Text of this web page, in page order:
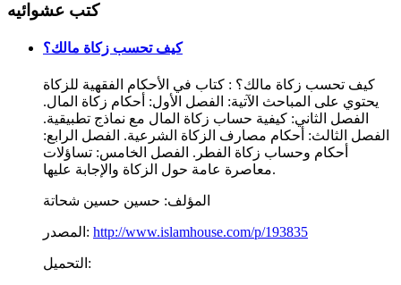
كتب عشوائيه
كيف تحسب زكاة مالك؟
كيف تحسب زكاة مالك؟ : كتاب في الأحكام الفقهية للزكاة
يحتوي على المباحث الآتية: الفصل الأول: أحكام زكاة المال.
الفصل الثاني: كيفية حساب زكاة المال مع نماذج تطبيقية.
الفصل الثالث: أحكام مصارف الزكاة الشرعية. الفصل الرابع:
أحكام وحساب زكاة الفطر. الفصل الخامس: تساؤلات
معاصرة عامة حول الزكاة والإجابة عليها.
المؤلف: حسين حسين شحاتة
المصدر: http://www.islamhouse.com/p/193835
التحميل: